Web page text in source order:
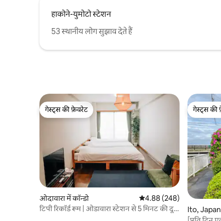
उपकरण और किचन का ज़रूरी सामान मौजूद है, इसे
छोटी और लंबी दोनों तरह की बुकिंग के लिए
सुविधाजनक बनाना। 🛋️ बुनियादी सुविधाएँ • एयर
कंडीशनिंग • ऑल-इन-वन वॉशर और ड्रायर (डिटर्जेंट
किचन • माइक्रोवेव • रेफ़्रिजरेटर • टोस्टर • इलेक्ट्रिक
केतली • राइस कुकर 🍽️ कुकवेयर और टेबलवेयर •
चाकू, कटिंग बोर्ड, स्पैटुला, लेडल, किचन सिज़र, लंबे
चॉपस्टिक • वाइन ओपनर, बॉटल ओपनर, कटोरे,
प्लेट, राइस बाउल, छोटे बर्तन • मग, काँच के कप •
चॉपस्टिक, चम्मच, कांटे, चाकू 🛏️ रहने और सोने की
जगह • 100 इंच की इलेक्ट्रिक लिफ़्ट प्रोजेक्टर स्क्रीन
और प्रोजेक्टर (बिल्ट-इन Android TV) • टेबल
और कुर्सियाँ • जापानी शैली का टाटामी क्षेत्र 🧴
टॉयलेटरीज़ • टॉवल, बाथ टॉवल, युकाता • टूथब्रश,
हेयरब्रश, हेयर ड्रायर • शैम्पू, कंडीशनर, बॉडी वॉश •
फ़ेशियल क्लींज़र, लोशन 🧳 सामान रखने की जगह
अगर आपको सामान रखने की जगह चाहिए, तो
इंटीरियर
लिए
पूरी तरह
की जगह:
प्रोजेक्टर :
और वॉटर
जापानी
टेबलवेयर,
हाकोने-युमोटो स्टेशन
53 स्थानीय लोग सुझाव देते हैं
गेस्ट्स की फ़ेवरेट
गेस्ट्स की फ़ेवरेट
ओदावारा में कॉन्डो औसत रेटिंग 5 में से 4.88, 248
4.88 (248)
टिपी रिकॉर्ड रूम | ओडावारा स्टेशन से 5 मिनट की दूरी
गेस्ट्स की
गेस्ट्स की
Ito, Japan